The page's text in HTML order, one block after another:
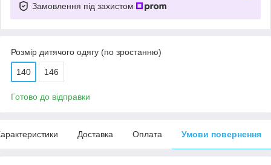
Замовлення під захистом
Розмір дитячого одягу (по зростанню)
140 146
Готово до відправки
Доставка Оплата Умови повернення